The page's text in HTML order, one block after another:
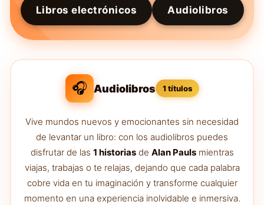
Libros electrónicos Audiolibros
🎧 Audiolibros 1 títulos
Vive mundos nuevos y emocionantes sin necesidad
de levantar un libro: con los audiolibros puedes
disfrutar de las 1 historiasde Alan Paulsmientras
viajas, trabajas o te relajas, dejando que cada palabra
cobre vida en tu imaginación y transforme cualquier
momento en una experiencia inolvidable e inmersiva.